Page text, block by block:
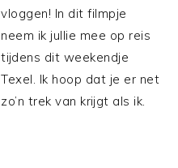
vloggen! In dit filmpje
neem ik jullie mee op reis
tijdens dit weekendje
Texel. Ik hoop dat je er net
zo’n trek van krijgt als ik.